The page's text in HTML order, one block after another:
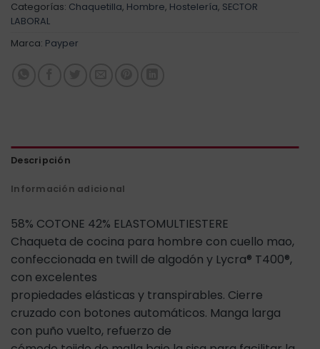
Categorías: Chaquetilla, Hombre, Hostelería, SECTOR
LABORAL
Marca: Payper
Descripción
Información adicional
58% COTONE 42% ELASTOMULTIESTERE
Chaqueta de cocina para hombre con cuello mao,
confeccionada en twill de algodón y Lycra® T400®,
con excelentes
propiedades elásticas y transpirables. Cierre
cruzado con botones automáticos. Manga larga
con puño vuelto, refuerzo de